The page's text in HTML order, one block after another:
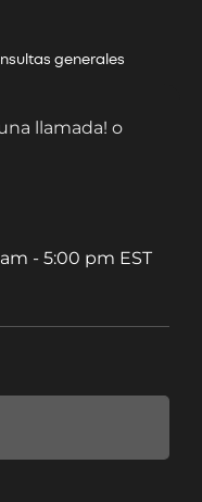
generales
llamada! o
- 5:00 pm EST